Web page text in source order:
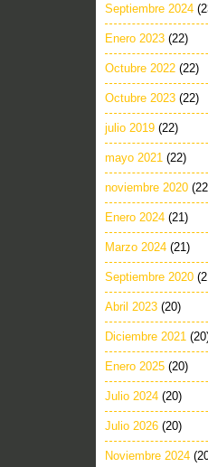
Septiembre 2024
Enero 2023 (22)
Octubre 2022 (22)
Octubre 2023 (22)
julio 2019 (22)
mayo 2021 (22)
noviembre 2020
Enero 2024 (21)
Marzo 2024 (21)
Septiembre 2020
Abril 2023 (20)
Diciembre 2021
Enero 2025 (20)
Julio 2024 (20)
Julio 2026 (20)
Noviembre 2024